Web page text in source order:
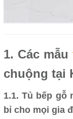
1. Các mẫu
chuộng tại
1.1. Tủ bếp gỗ
bỉ cho mọi gia